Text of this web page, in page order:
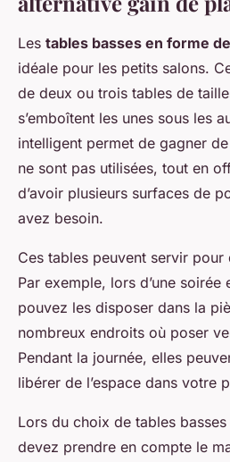
Les tables basses en forme
idéale pour les petits salons.
de deux ou trois tables de
s’emboîtent les unes sous les
intelligent permet de gagner de
ne sont pas utilisées, tout en
d’avoir plusieurs surfaces de
avez besoin.
Ces tables peuvent servir
Par exemple, lors d’une soirée
pouvez les disposer dans la
nombreux endroits où poser
Pendant la journée, elles
libérer de l’espace dans votre
Lors du choix de tables
devez prendre en compte le